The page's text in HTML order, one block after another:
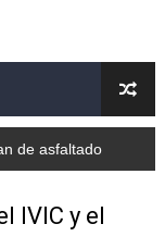
de cara a
de trabajo con
punto de cruz
de asfaltado
IVIC y el